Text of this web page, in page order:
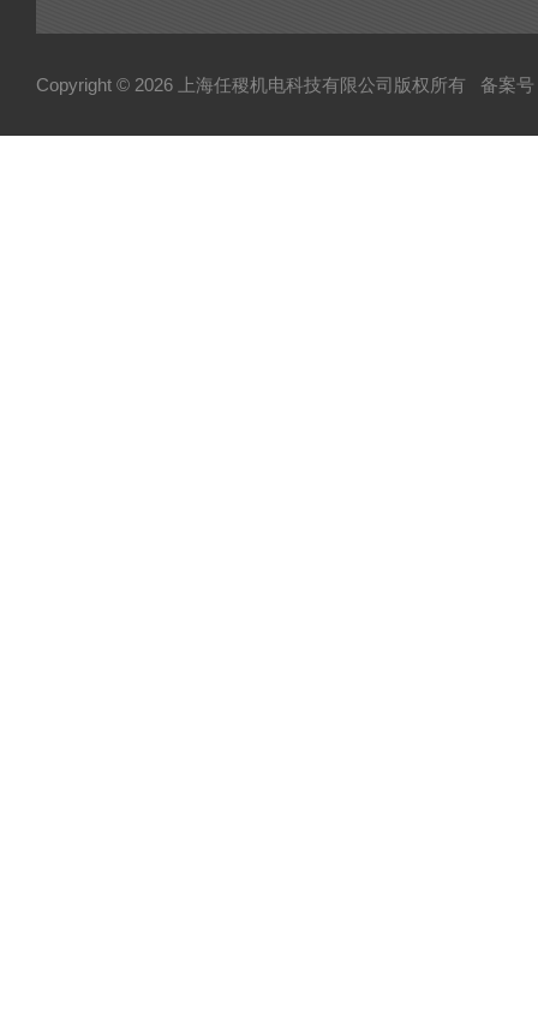
Copyright © 2026 上海任稷机电科技有限公司版权所有 备案号